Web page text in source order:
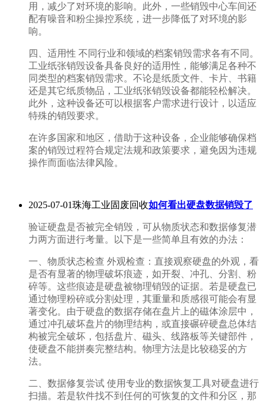
用，减少了对环境的影响。此外，一些销毁中心车间还
配有噪音和粉尘操控系统，进一步降低了对环境的影
响。
四、适用性 不同行业和领域的档案销毁需求各有不同。
工业纸张销毁设备具备良好的适用性，能够满足各种不
同类型的档案销毁需求。不论是纸质文件、卡片、书籍
还是其它纸质物品，工业纸张销毁设备都能轻松解决。
此外，这种设备还可以根据客户需求进行设计，以适应
特殊的销毁要求。
在许多国家和地区，借助于这种设备，企业能够确保档
案的销毁过程符合规定法规和政策要求，避免因为违规
操作而面临法律风险。
2025-07-01珠海工业固废回收如何看出硬盘数据销毁了
验证硬盘是否被完全销毁，可从物质状态和数据修复潜
力两方面进行考量。以下是一些简单且有效的办法：
一、物质状态检查 外观检查：直接观察硬盘的外观，看
是否有显著的物理破坏痕迹，如开裂、冲孔、分割、粉
碎等。这些痕迹是硬盘被物理销毁的证据。若是硬盘已
通过物理粉碎或分割处理，其重量和质感很可能会有显
著变化。由于硬盘的数据存储在盘片上的磁体涂层中，
通过冲孔破坏盘片的物理结构，或直接碾碎硬盘总体结
构被完全破坏，包括盘片、磁头、线路板等关键部件，
使硬盘不能拼奏完整结构。物理方法是比较稳妥的方
法。
二、数据修复尝试 使用专业的数据恢复工具对硬盘进行
扫描。若是软件找不到任何的可恢复的文件和分区，那